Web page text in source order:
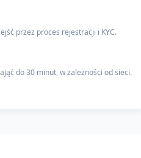
przez proces rejestracji i KYC.
do 30 minut, w zależności od sieci.